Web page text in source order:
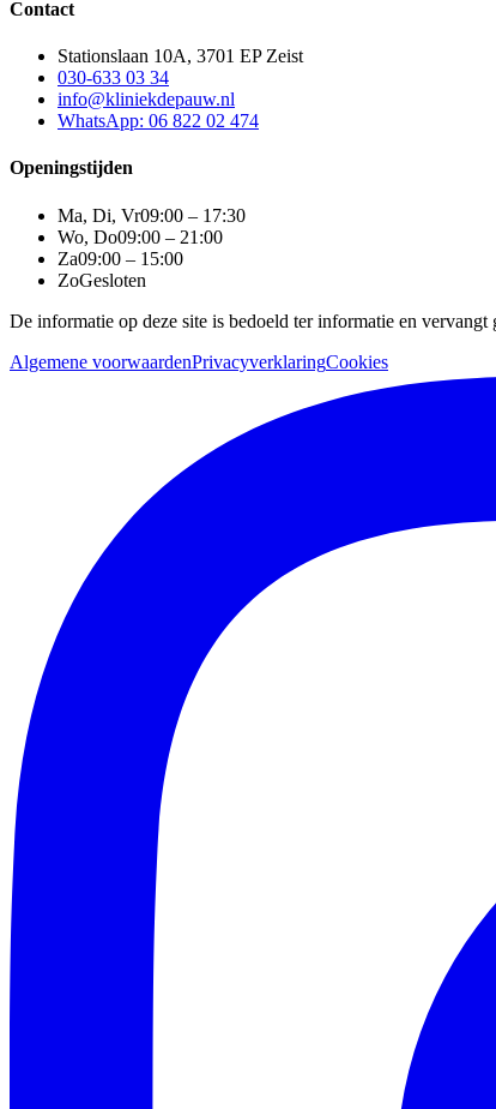
Contact
Stationslaan 10A, 3701 EP Zeist
030-633 03 34
info@kliniekdepauw.nl
WhatsApp: 06 822 02 474
Openingstijden
Ma, Di, Vr09:00 – 17:30
Wo, Do09:00 – 21:00
Za09:00 – 15:00
ZoGesloten
De informatie op deze site is bedoeld ter informatie en
Algemene voorwaardenPrivacyverklaringCookies